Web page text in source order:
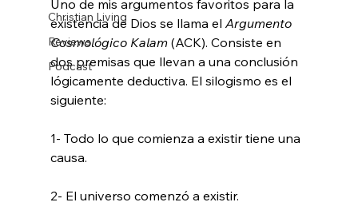
Christian Living
Reviews
Podcast
Uno de mis argumentos favoritos para la
existencia de Dios se llama el Argumento
Cosmológico Kalam (ACK). Consiste en
dos premisas que llevan a una conclusión
lógicamente deductiva. El silogismo es el
siguiente:
1- Todo lo que comienza a existir tiene una
causa.
2- El universo comenzó a existir.